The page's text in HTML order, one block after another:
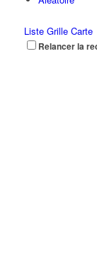
Liste Grille Carte
Relancer la